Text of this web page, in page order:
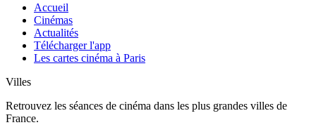
Accueil
Cinémas
Actualités
Télécharger l'app
Les cartes cinéma à Paris
Villes
Retrouvez les séances de cinéma dans les plus grandes villes de
France.